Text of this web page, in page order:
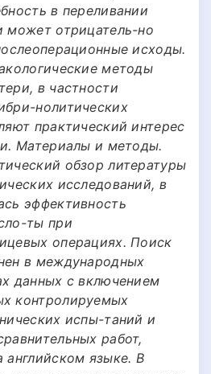
в переливании
может отрицатель-но
исходы.
методы
в частности
нолитических
практический интерес
Материалы и методы.
обзор литературы
исследований, в
эффективность
ты при
операциях. Поиск
в международных
данных с включением
контролируемых
испы-таний и
работ,
английском языке. В